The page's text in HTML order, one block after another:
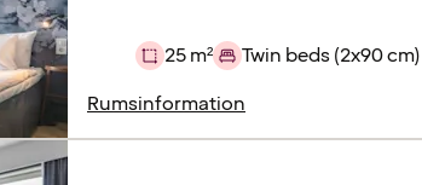
25 m²
Twin beds (2x90 cm)
Rumsinformation